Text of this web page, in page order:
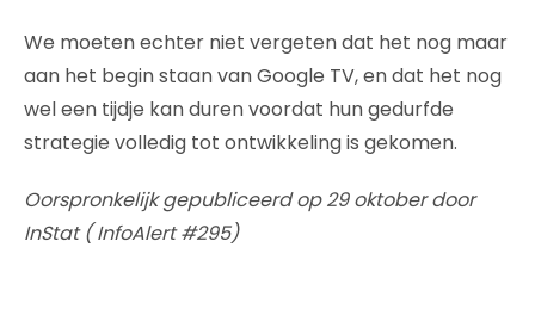
We moeten echter niet vergeten dat het nog maar
aan het begin staan van Google TV, en dat het nog
wel een tijdje kan duren voordat hun gedurfde
strategie volledig tot ontwikkeling is gekomen.
Oorspronkelijk gepubliceerd op 29 oktober door
InStat ( InfoAlert #295)